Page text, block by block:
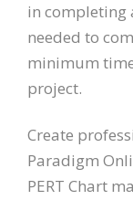
in completing
needed to
minimum
project.
Create
Paradigm
PERT Chart